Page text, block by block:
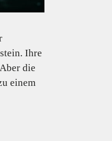
Ihre
die
einem